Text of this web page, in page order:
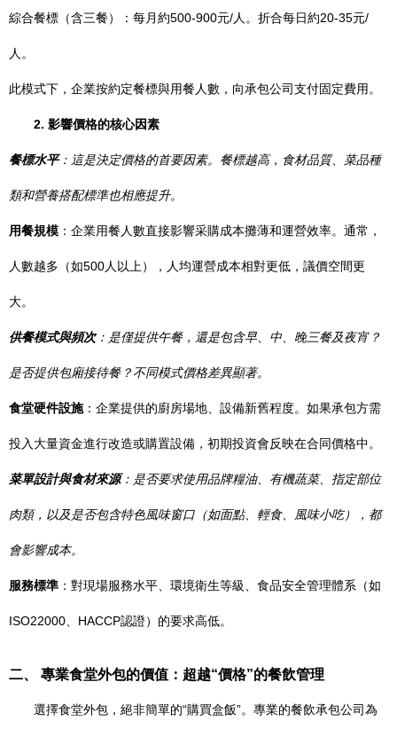
綜合餐標（含三餐）：每月約500-900元/人。折合每日約20-35元/
人。
此模式下，企業按約定餐標與用餐人數，向承包公司支付固定費用。
2. 影響價格的核心因素
餐標水平：這是決定價格的首要因素。餐標越高，食材品質、菜品種
類和營養搭配標準也相應提升。
用餐規模 ：企業用餐人數直接影響采購成本攤薄和運營效率。通常，
人數越多（如500人以上），人均運營成本相對更低，議價空間更
大。
供餐模式與頻次：是僅提供午餐，還是包含早、中、晚三餐及夜宵？
是否提供包廂接待餐？不同模式價格差異顯著。
食堂硬件設施：企業提供的廚房場地、設備新舊程度。如果承包方需
投入大量資金進行改造或購置設備，初期投資會反映在合同價格中。
菜單設計與食材來源：是否要求使用品牌糧油、有機蔬菜、指定部位
肉類，以及是否包含特色風味窗口（如面點、輕食、風味小吃），都
會影響成本。
服務標準 ：對現場服務水平、環境衛生等級、食品安全管理體系（如
ISO22000、HACCP認證）的要求高低。
二、 專業食堂外包的價值：超越“價格”的餐飲管理
選擇食堂外包，絕非簡單的“購買盒飯”。專業的餐飲承包公司為